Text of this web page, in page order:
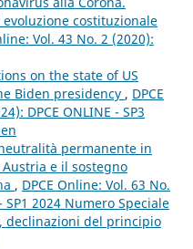
costituzionale
Vol. 43 No. 2 (2020):
on the state of US
Biden presidency , DPCE
DPCE ONLINE - SP3
permanente in
e il sostegno
, DPCE Online: Vol. 63 No.
SP1 2024 Numero Speciale
declinazioni del principio